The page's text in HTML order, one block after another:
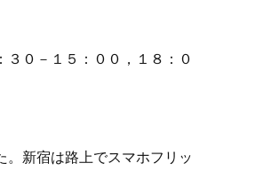
０－１５：００，１８：０
新宿は路上でスマホフリッ